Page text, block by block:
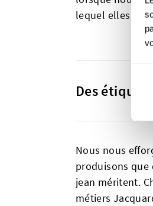
lequel elles
Des
Nous nous
produisons que
jean méritent.
métiers